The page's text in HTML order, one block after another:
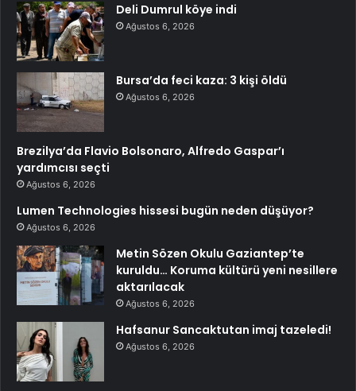
Deli Dumrul köye indi
Ağustos 6, 2026
Bursa’da feci kaza: 3 kişi öldü
Ağustos 6, 2026
Brezilya’da Flavio Bolsonaro, Alfredo Gaspar’ı
yardımcısı seçti
Ağustos 6, 2026
Lumen Technologies hissesi bugün neden düşüyor?
Ağustos 6, 2026
Metin Sözen Okulu Gaziantep’te
kuruldu… Koruma kültürü yeni nesillere
aktarılacak
Ağustos 6, 2026
Hafsanur Sancaktutan imaj tazeledi!
Ağustos 6, 2026